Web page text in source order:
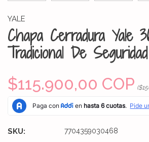
YALE
Chapa Cerradura Yale
Tradicional De
$115.900,00 COP
SKU: 7704359030468